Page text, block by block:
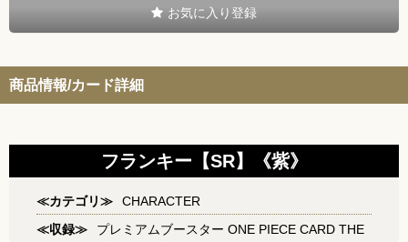
お気に入り登録
商品情報/カード詳細
フランキー【SR】《紫》
≪カテゴリ≫
CHARACTER
≪収録≫
プレミアムブースター ONE PIECE CARD THE